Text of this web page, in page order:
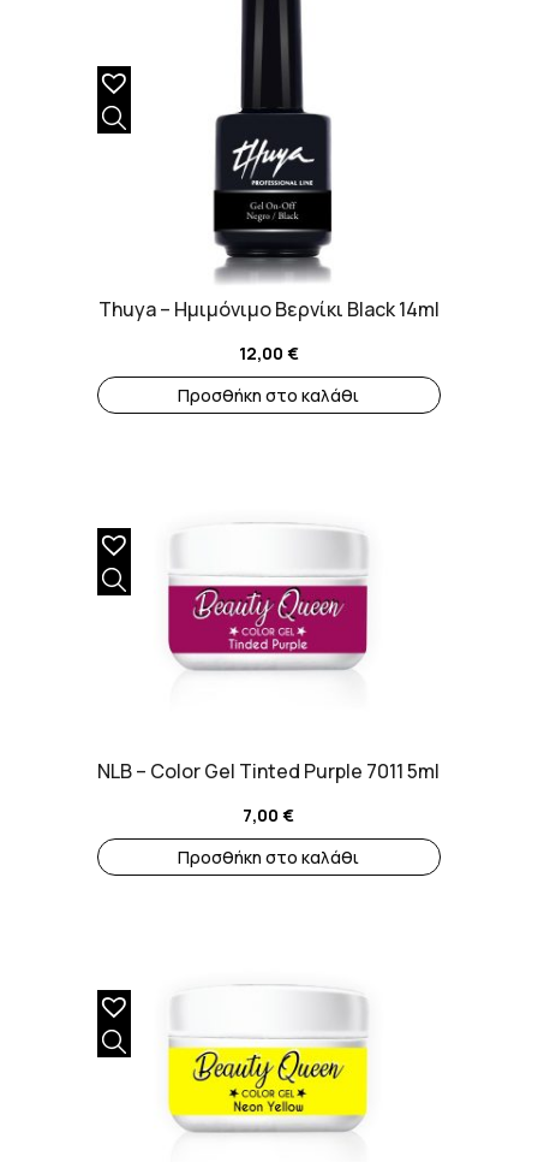
Thuya – Ημιμόνιμο Βερνίκι Black 14ml
12,00 €
Προσθήκη στο καλάθι
NLB – Color Gel Tinted Purple 7011 5ml
7,00€
Προσθήκη στο καλάθι